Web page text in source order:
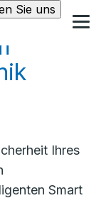
Sie uns
Ihres
Smart